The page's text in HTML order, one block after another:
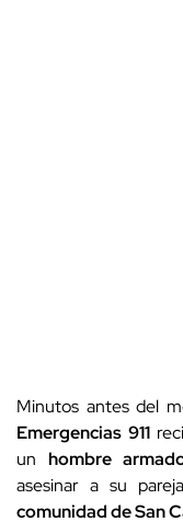
Minutos antes del
Emergencias 911
un hombre
asesinar a su
comunidad de San